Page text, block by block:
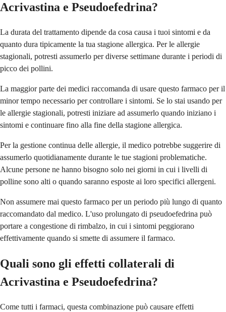
Acrivastina e Pseudoefedrina?
La durata del trattamento dipende da cosa causa i tuoi sintomi e da
quanto dura tipicamente la tua stagione allergica. Per le allergie
stagionali, potresti assumerlo per diverse settimane durante i periodi di
picco dei pollini.
La maggior parte dei medici raccomanda di usare questo farmaco per il
minor tempo necessario per controllare i sintomi. Se lo stai usando per
le allergie stagionali, potresti iniziare ad assumerlo quando iniziano i
sintomi e continuare fino alla fine della stagione allergica.
Per la gestione continua delle allergie, il medico potrebbe suggerire di
assumerlo quotidianamente durante le tue stagioni problematiche.
Alcune persone ne hanno bisogno solo nei giorni in cui i livelli di
polline sono alti o quando saranno esposte ai loro specifici allergeni.
Non assumere mai questo farmaco per un periodo più lungo di quanto
raccomandato dal medico. L'uso prolungato di pseudoefedrina può
portare a congestione di rimbalzo, in cui i sintomi peggiorano
effettivamente quando si smette di assumere il farmaco.
Quali sono gli effetti collaterali di
Acrivastina e Pseudoefedrina?
Come tutti i farmaci, questa combinazione può causare effetti